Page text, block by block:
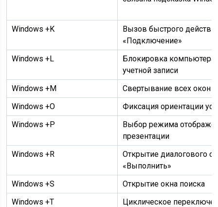
Windows +K
Вызов быстрого
«Подключение»
Windows +L
Блокировка компьютера
учетной записи
Windows +M
Свертывание всех окон
Windows +O
Фиксация ориентации
Windows +P
Выбор режима
презентации
Windows +R
Открытие диалогового
«Выполнить»
Windows +S
Открытие окна поиска
Windows +T
Циклическое